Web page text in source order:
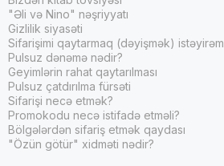
"Əli və Nino" nəşriyyatı
Gizlilik siyasəti
Sifarişimi qaytarmaq (dəyişmək) istəyirəm
Pulsuz dənəmə nədir?
Geyimlərin rahat qaytarılması
Pulsuz çatdırılma fürsəti
Sifarişi necə etmək?
Promokodu necə istifadə etməli?
Bölgələrdən sifariş etmək qaydası
"Özün götür" xidməti nədir?